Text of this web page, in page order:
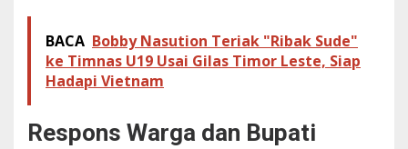
BACA Bobby Nasution Teriak "Ribak Sude"
ke Timnas U19 Usai Gilas Timor Leste, Siap
Hadapi Vietnam
Respons Warga dan Bupati